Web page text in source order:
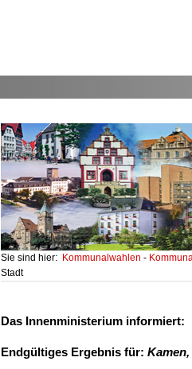
Sie sind hier: Kommunalwahlen-
Stadt
Das Innenministerium informiert:
Endgültiges Ergebnis für: